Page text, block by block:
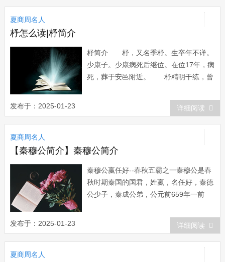
寥几笔，便写出王虐民怨的状况。 第
二段，写召公谏弭谤，从正反两面反复阐
夏商周名人
杼怎么读|杼简介
杼简介 杼，又名季杼。生卒年不详。
少康子。少康病死后继位。在位17年，病
死，葬于安邑附近。 杼精明干练，曾
在位期间，他发明用兽皮制做甲，兵士穿
上后，能遮挡敌人的石刀、石箭的砍、
射，战斗力大大增强。他同东夷族各部落
继续争斗，一直攻到东海边，进一步扩大
了夏朝的...
发布于：2025-01-23 详细阅读
夏商周名人
【秦穆公简介】秦穆公简介
秦穆公嬴任好--春秋五霸之一秦穆公是春
秋时期秦国的国君，姓嬴，名任好，秦德
公少子，秦成公弟，公元前659年一前
国，地处西面，与戎、狄为邻。进入春秋
后，秦国逐渐强盛起来，扩大了疆土和势
力，但与中原诸国相比，仍显得比较落
后。秦穆公即位后，奋发图强，锐意进
发布于：2025-01-23 详细阅读
夏商周名人